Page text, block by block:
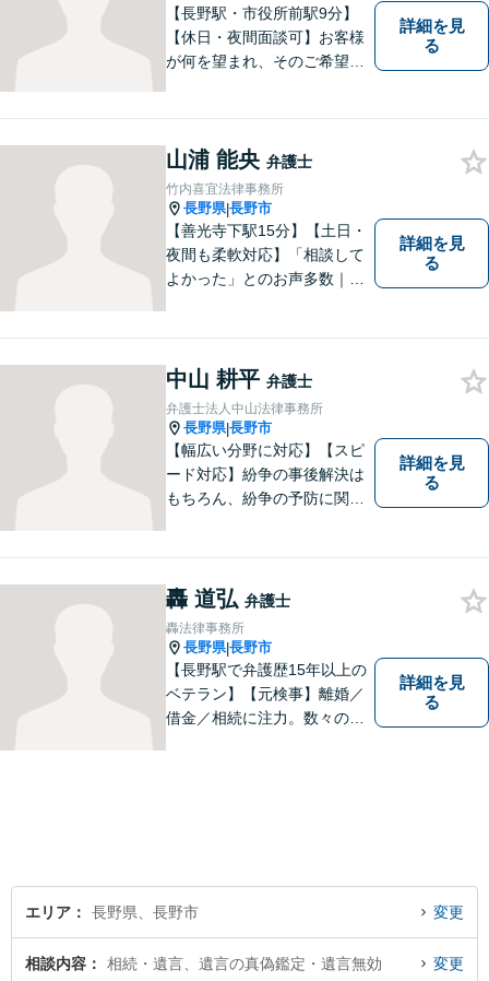
【長野駅・市役所前駅9分】
【休日・夜間面談可】お客様
が何を望まれ、そのご希望を
合っています。 できる限り負
担を軽減し、スピーディーな
解決を目指すことを信条とし
ています。
詳細を見
る
山浦 能央 弁護士
竹内喜宜法律事務所
長野県|長野市
【善光寺下駅15分】【土日・
夜間も柔軟対応】「相談して
よかった」とのお声多数｜交
どんな小さなお悩みでも、ま
ずはお気軽にご相談くださ
い。【完全個室で相談】
詳細を見
る
中山 耕平 弁護士
弁護士法人中山法律事務所
長野県|長野市
【幅広い分野に対応】【スピ
ード対応】紛争の事後解決は
もちろん、紛争の予防に関す
する癖をつけることを勧めて
おります。早期相談が早期解
決に繋がりますのでお気軽に
ご相談ください。
詳細を見
る
轟 道弘 弁護士
轟法律事務所
長野県|長野市
【長野駅で弁護歴15年以上の
ベテラン】【元検事】離婚／
借金／相続に注力。数々の実
詳細を見
る
エリア 長野県、長野市 変更
相談内容 相続・遺言、遺言の真偽鑑定・遺言無効 変更